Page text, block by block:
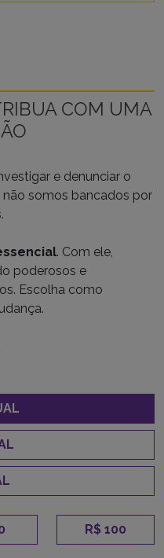
COM UMA
e denunciar o
somos bancados por
. Com ele,
poderosos e
Escolha como
R$ 100